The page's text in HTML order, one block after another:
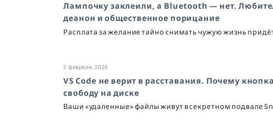
Лампочку заклеили, а Bluetooth — нет.
деанон и общественное порицание
Расплата за желание тайно снимать чужую жизнь
5 февраля, 2026
VS Code не верит в расставания. Почему
свободу на диске
Ваши «удаленные» файлы живут в секретном подвале